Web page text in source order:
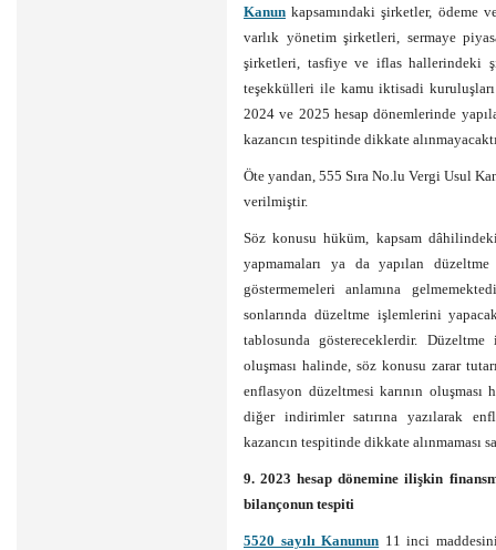
Kanun kapsamındaki şirketler, ödeme
varlık yönetim şirketleri, sermaye
şirketleri, tasfiye ve iflas hallerindeki
teşekkülleri ile kamu iktisadi
2024 ve 2025 hesap dönemlerinde
kazancın tespitinde dikkate
Öte yandan, 555 Sıra No.lu Vergi Usul
verilmiştir.
Söz konusu hüküm, kapsam
yapmamaları ya da yapılan
göstermemeleri anlamına
sonlarında düzeltme işlemlerini
tablosunda göstereceklerdir.
oluşması halinde, söz konusu zarar
enflasyon düzeltmesi karının
diğer indirimler satırına yazılarak
kazancın tespitinde dikkate alınmaması
9. 2023 hesap dönemine ilişkin
bilançonun tespiti
5520 sayılı Kanunun 11 inci